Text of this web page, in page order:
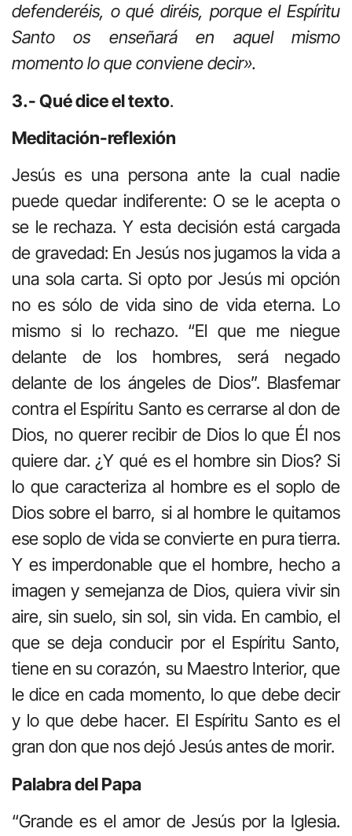
defenderéis, o qué diréis, porque el Espíritu
Santo os enseñará en aquel mismo
momento lo que conviene decir».
3.- Qué dice el texto.
Meditación-reflexión
Jesús es una persona ante la cual nadie
puede quedar indiferente: O se le acepta o
se le rechaza. Y esta decisión está cargada
de gravedad: En Jesús nos jugamos la vida a
una sola carta. Si opto por Jesús mi opción
no es sólo de vida sino de vida eterna. Lo
mismo si lo rechazo. “El que me niegue
delante de los hombres, será negado
delante de los ángeles de Dios”. Blasfemar
contra el Espíritu Santo es cerrarse al don de
Dios, no querer recibir de Dios lo que Él nos
quiere dar. ¿Y qué es el hombre sin Dios? Si
lo que caracteriza al hombre es el soplo de
Dios sobre el barro, si al hombre le quitamos
ese soplo de vida se convierte en pura tierra.
Y es imperdonable que el hombre, hecho a
imagen y semejanza de Dios, quiera vivir sin
aire, sin suelo, sin sol, sin vida. En cambio, el
que se deja conducir por el Espíritu Santo,
tiene en su corazón, su Maestro Interior, que
le dice en cada momento, lo que debe decir
y lo que debe hacer. El Espíritu Santo es el
gran don que nos dejó Jesús antes de morir.
Palabra del Papa
“Grande es el amor de Jesús por la Iglesia.